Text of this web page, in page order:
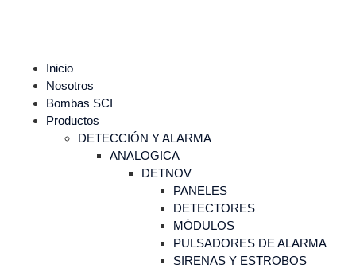
Inicio
Nosotros
Bombas SCI
Productos
DETECCIÓN Y ALARMA
ANALOGICA
DETNOV
PANELES
DETECTORES
MÓDULOS
PULSADORES DE ALARMA
SIRENAS Y ESTROBOS